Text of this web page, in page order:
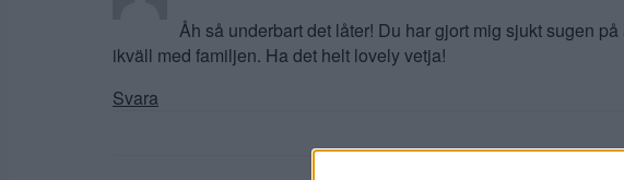
Åh så underbart det låter! Du har gjort mig sjukt sugen
ikväll med familjen. Ha det helt lovely vetja!
Svara